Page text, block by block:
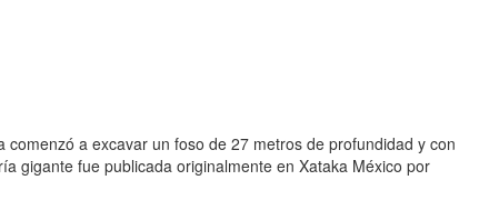
a excavar un foso de 27 metros de profundidad y con
gigante fue publicada originalmente en Xataka México por